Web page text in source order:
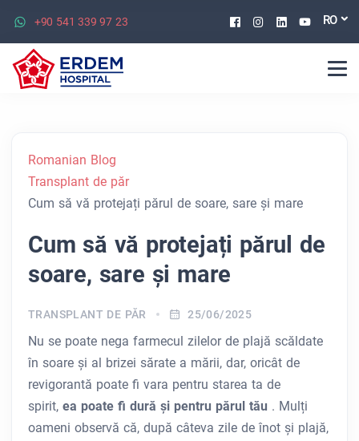
+90 541 339 97 23 Facebook
Instagram
Linkedin
RO
Romanian Blog
Transplant de păr
Cum să vă protejați părul de soare, sare și mare
Cum să vă protejați părul de
soare, sare și mare
TRANSPLANT DE PĂR 25/06/2025
Nu se poate nega farmecul zilelor de plajă scăldate
în soare și al brizei sărate a mării, dar, oricât de
revigorantă poate fi vara pentru starea ta de
spirit, ea poate fi dură și pentru părul tău . Mulți
oameni observă că, după câteva zile de înot și plajă,